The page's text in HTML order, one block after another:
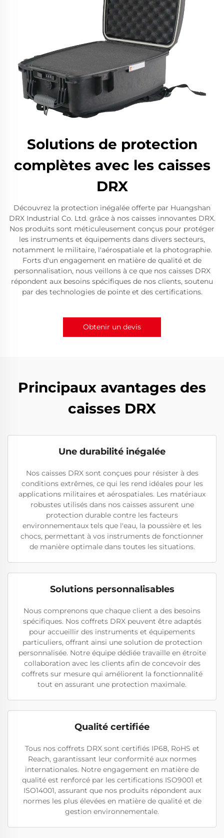
Solutions de protection
complètes avec les caisses
DRX
Découvrez la protection inégalée offerte par Huangshan
DRX Industrial Co. Ltd. grâce à nos caisses innovantes DRX.
Nos produits sont méticuleusement conçus pour protéger
les instruments et équipements dans divers secteurs,
notamment le militaire, l'aérospatiale et la photographie.
Forts d'un engagement en matière de qualité et de
personnalisation, nous veillons à ce que nos caisses DRX
répondent aux besoins spécifiques de nos clients, soutenu
par des technologies de pointe et des certifications.
Obtenir un devis
Principaux avantages des
caisses DRX
Une durabilité inégalée
Nos caisses DRX sont conçues pour résister à des
conditions extrêmes, ce qui les rend idéales pour les
applications militaires et aérospatiales. Les matériaux
robustes utilisés dans nos caisses assurent une
protection durable contre les facteurs
environnementaux tels que l'eau, la poussière et les
chocs, permettant à vos instruments de fonctionner
de manière optimale dans toutes les situations.
Solutions personnalisables
Nous comprenons que chaque client a des besoins
spécifiques. Nos coffrets DRX peuvent être adaptés
pour accueillir des instruments et équipements
particuliers, offrant ainsi une solution de protection
personnalisée. Notre équipe dédiée travaille en étroite
collaboration avec les clients afin de concevoir des
coffrets sur mesure qui améliorent la fonctionnalité
tout en assurant une protection maximale.
Qualité certifiée
Tous nos coffrets DRX sont certifiés IP68, RoHS et
Reach, garantissant leur conformité aux normes
internationales. Notre engagement en matière de
qualité est renforcé par les certifications ISO9001 et
ISO14001, assurant que nos produits répondent aux
normes les plus élevées en matière de qualité et de
gestion environnementale.